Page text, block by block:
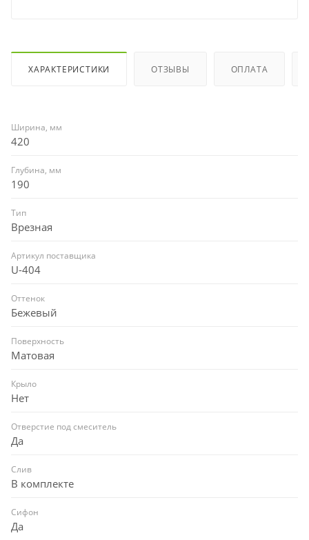
ХАРАКТЕРИСТИКИ ОТЗЫВЫ ОПЛАТА
Ширина, мм
420
Глубина, мм
190
Тип
Врезная
Артикул поставщика
U-404
Оттенок
Бежевый
Поверхность
Матовая
Крыло
Нет
Отверстие под смеситель
Да
Слив
В комплекте
Сифон
Да